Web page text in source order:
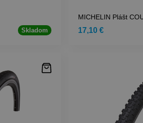
Skladom
MICHELIN Plášt
17,10 €